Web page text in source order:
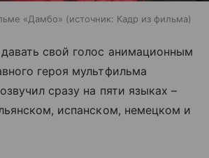
«Дамбо» источник: Кадр из фильма
свой голос анимационным
героя мультфильма
сразу на пяти языках –
испанском, немецком и